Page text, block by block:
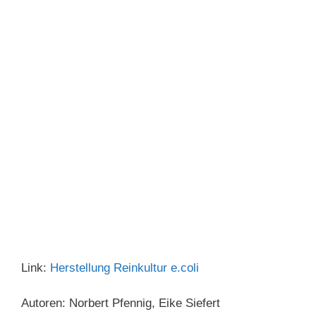
Link: Herstellung Reinkultur e.coli
Autoren: Norbert Pfennig, Eike Siefert